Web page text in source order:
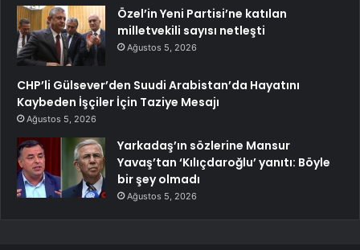
Özel’in Yeni Partisi’ne katılan
milletvekili sayısı netleşti
Ağustos 5, 2026
CHP’li Gülsever’den Suudi Arabistan’da Hayatını
Kaybeden İşçiler İçin Taziye Mesajı
Ağustos 5, 2026
Yarkadaş’ın sözlerine Mansur
Yavaş’tan ‘Kılıçdaroğlu’ yanıtı: Böyle
bir şey olmadı
Ağustos 5, 2026